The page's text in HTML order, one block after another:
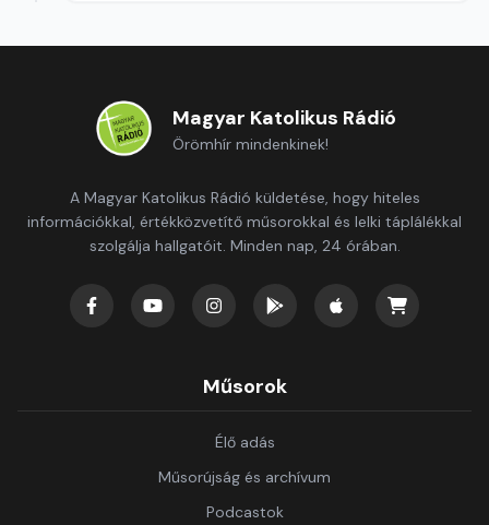
Magyar Katolikus Rádió
Örömhír mindenkinek!
A Magyar Katolikus Rádió küldetése, hogy hiteles
információkkal, értékközvetítő műsorokkal és lelki táplálékkal
szolgálja hallgatóit. Minden nap, 24 órában.
Műsorok
Élő adás
Műsorújság és archívum
Podcastok